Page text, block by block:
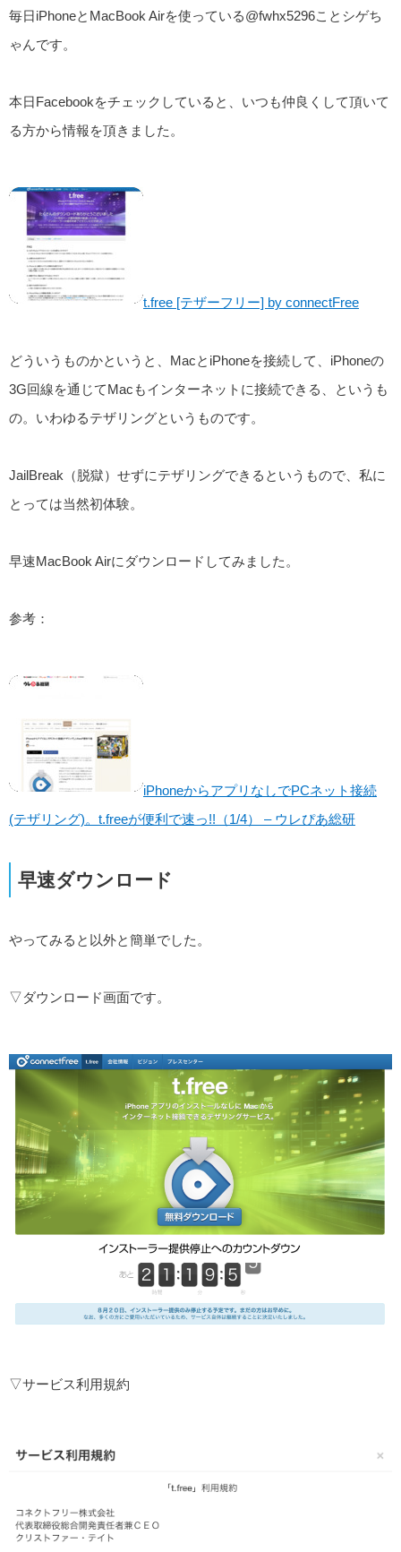
毎日iPhoneとMacBook Airを使っている@fwhx5296ことシゲち
ゃんです。
本日Facebookをチェックしていると、いつも仲良くして頂いて
る方から情報を頂きました。
t.free [テザーフリー] by connectFree
どういうものかというと、MacとiPhoneを接続して、iPhoneの
3G回線を通じてMacもインターネットに接続できる、というも
の。いわゆるテザリングというものです。
JailBreak（脱獄）せずにテザリングできるというもので、私に
とっては当然初体験。
早速MacBook Airにダウンロードしてみました。
参考：
iPhoneからアプリなしでPCネット接続
(テザリング)。t.freeが便利で速っ!!（1/4） – ウレぴあ総研
早速ダウンロード
やってみると以外と簡単でした。
▽ダウンロード画面です。
▽サービス利用規約